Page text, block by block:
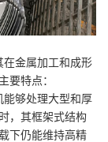
在金属加工和成形
要特点：
能够处理大型和厚
，其框架式结构
下仍能维持高精